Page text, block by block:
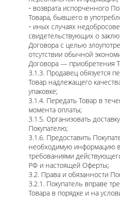
• возврата испорченного
Товара, бывшего в
• иных случаях
свидетельствующих о
Договора с целью
отсутствии обычной
Договора — приобретения
3.1.3. Продавец обязуется
Товар надлежащего
упаковке;
3.1.4. Передать Товар в
момента оплаты;
3.1.5. Организовать
Покупателю;
3.1.6. Предоставить
необходимую информацию в
требованиями
РФ и настоящей Оферты;
3.2. Права и обязанности
3.2.1. Покупатель вправе
Товара в порядке и на